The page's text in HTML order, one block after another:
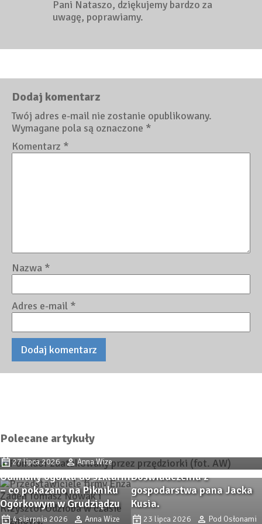
Pani Nataszo, dziękujemy bardzo za
uwagę, poprawiamy.
Dodaj komentarz
Twój adres e-mail nie zostanie opublikowany.
Wymagane pola są oznaczone *
Komentarz *
Nazwa *
Adres e-mail *
Polecane artykuły
Przędziorkowe lato. Jak zwalczać przędziorki w
uprawach pomidorów pod osłonami?
27 lipca 2026 Anna Wize
Odmiany ogórka do szklarni
– co pokazano na Pikniku
Ogórkowym w Grudziądzu
4 sierpnia 2026 Anna Wize
uprawie pomidorów?
Doświadczenia z
gospodarstwa pana Jacka
Kusia.
23 lipca 2026 Pod Osłonami
Koncept: higiena i